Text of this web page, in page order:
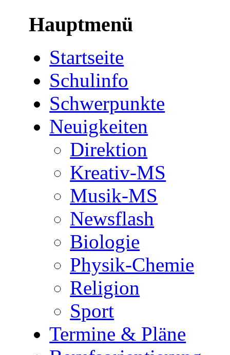
Hauptmenü
Startseite
Schulinfo
Schwerpunkte
Neuigkeiten
Direktion
Kreativ-MS
Musik-MS
Newsflash
Biologie
Physik-Chemie
Religion
Sport
Termine & Pläne